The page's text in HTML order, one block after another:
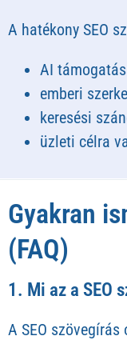
A hatékony SEO
AI
emberi
keresési
üzleti célra
Gyakran
(FAQ)
1. Mi az a SEO
A SEO